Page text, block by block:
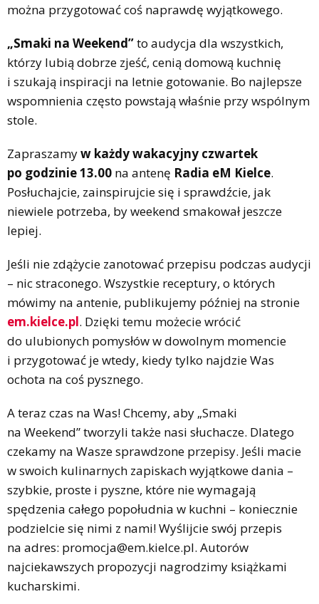
można przygotować coś naprawdę wyjątkowego.
„Smaki na Weekend”to audycja dla wszystkich,
którzy lubią dobrze zjeść, cenią domową kuchnię
i szukają inspiracji na letnie gotowanie. Bo najlepsze
wspomnienia często powstają właśnie przy wspólnym
stole.
Zapraszamyw każdy wakacyjny czwartek
po godzinie 13.00 na antenę Radia eM Kielce.
Posłuchajcie, zainspirujcie się i sprawdźcie, jak
niewiele potrzeba, by weekend smakował jeszcze
lepiej.
Jeśli nie zdążycie zanotować przepisu podczas audycji
– nic straconego. Wszystkie receptury, o których
mówimy na antenie, publikujemy później na stronie
em.kielce.pl. Dzięki temu możecie wrócić
do ulubionych pomysłów w dowolnym momencie
i przygotować je wtedy, kiedy tylko najdzie Was
ochota na coś pysznego.
A teraz czas na Was! Chcemy, aby „Smaki
na Weekend” tworzyli także nasi słuchacze. Dlatego
czekamy na Wasze sprawdzone przepisy. Jeśli macie
w swoich kulinarnych zapiskach wyjątkowe dania –
szybkie, proste i pyszne, które nie wymagają
spędzenia całego popołudnia w kuchni – koniecznie
podzielcie się nimi z nami! Wyślijcie swój przepis
na adres: promocja@em.kielce.pl. Autorów
najciekawszych propozycji nagrodzimy książkami
kucharskimi.